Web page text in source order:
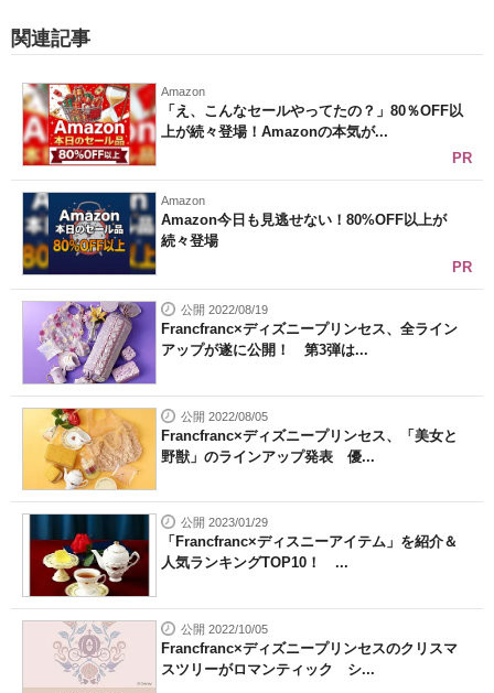
関連記事
Amazon
「え、こんなセールやってたの？」80％OFF以
上が続々登場！Amazonの本気が...
PR
Amazon
Amazon今日も見逃せない！80%OFF以上が
続々登場
PR
公開 2022/08/19
Francfranc×ディズニープリンセス、全ライン
アップが遂に公開！ 第3弾は...
公開 2022/08/05
Francfranc×ディズニープリンセス、「美女と
野獣」のラインアップ発表 優...
公開 2023/01/29
「Francfranc×ディスニーアイテム」を紹介＆
人気ランキングTOP10！ ...
公開 2022/10/05
Francfranc×ディズニープリンセスのクリスマ
スツリーがロマンティック シ...